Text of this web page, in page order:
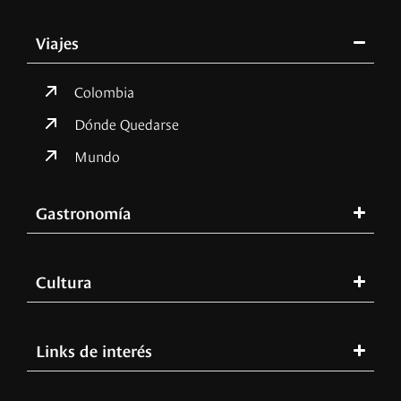
Viajes
Colombia
Dónde Quedarse
Mundo
Gastronomía
Cultura
Links de interés